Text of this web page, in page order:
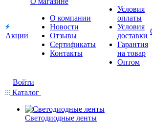
Акции
О компании
Новости
Отзывы
Сертификаты
Контакты
Условия
оплаты
Условия
доставки
Гарантия
на товар
Оптом
Войти
Каталог
Светодиодные ленты